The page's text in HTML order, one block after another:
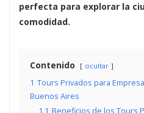
perfecta para explorar la
comodidad.
Contenido ocultar
1 Tours Privados para
Buenos Aires